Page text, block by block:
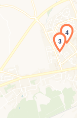
3
4